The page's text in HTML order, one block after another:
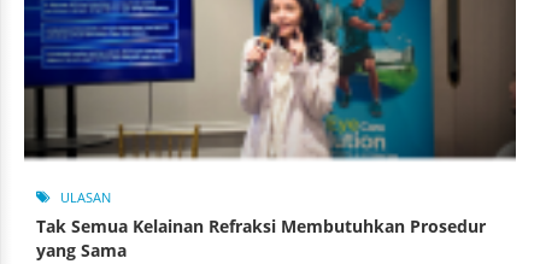
ULASAN
Tak Semua Kelainan Refraksi Membutuhkan Prosedur
yang Sama